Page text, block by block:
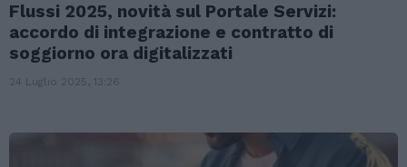
Flussi 2025, novità sul Portale Servizi:
accordo di integrazione e contratto di
soggiorno ora digitalizzati
24 Luglio 2025, 13:26